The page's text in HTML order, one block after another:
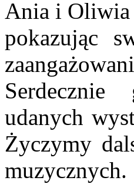
Ania i Oliwia
pokazując
udanych
Życzymy
muzycznych.